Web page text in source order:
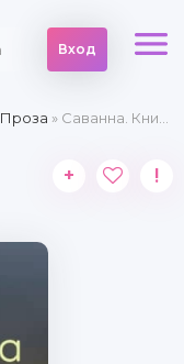
Вход
Проза » Саванна. Книга 2
+ !